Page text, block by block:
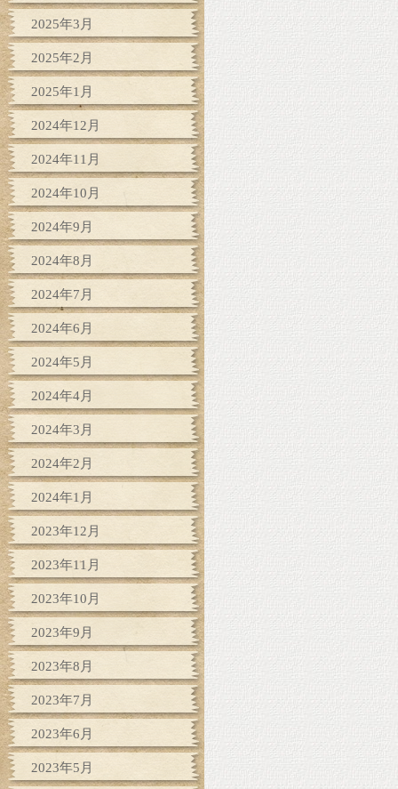
2025年3月
2025年2月
2025年1月
2024年12月
2024年11月
2024年10月
2024年9月
2024年8月
2024年7月
2024年6月
2024年5月
2024年4月
2024年3月
2024年2月
2024年1月
2023年12月
2023年11月
2023年10月
2023年9月
2023年8月
2023年7月
2023年6月
2023年5月